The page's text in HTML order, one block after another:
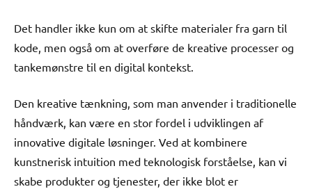
Det handler ikke kun om at skifte materialer fra garn til
kode, men også om at overføre de kreative processer og
tankemønstre til en digital kontekst.
Den kreative tænkning, som man anvender i traditionelle
håndværk, kan være en stor fordel i udviklingen af
innovative digitale løsninger. Ved at kombinere
kunstnerisk intuition med teknologisk forståelse, kan vi
skabe produkter og tjenester, der ikke blot er